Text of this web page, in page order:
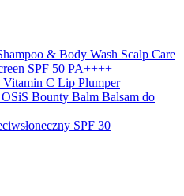
& Body Wash Scalp Care
SPF 50 PA++++
C Lip Plumper
Bounty Balm Balsam do
SPF 30